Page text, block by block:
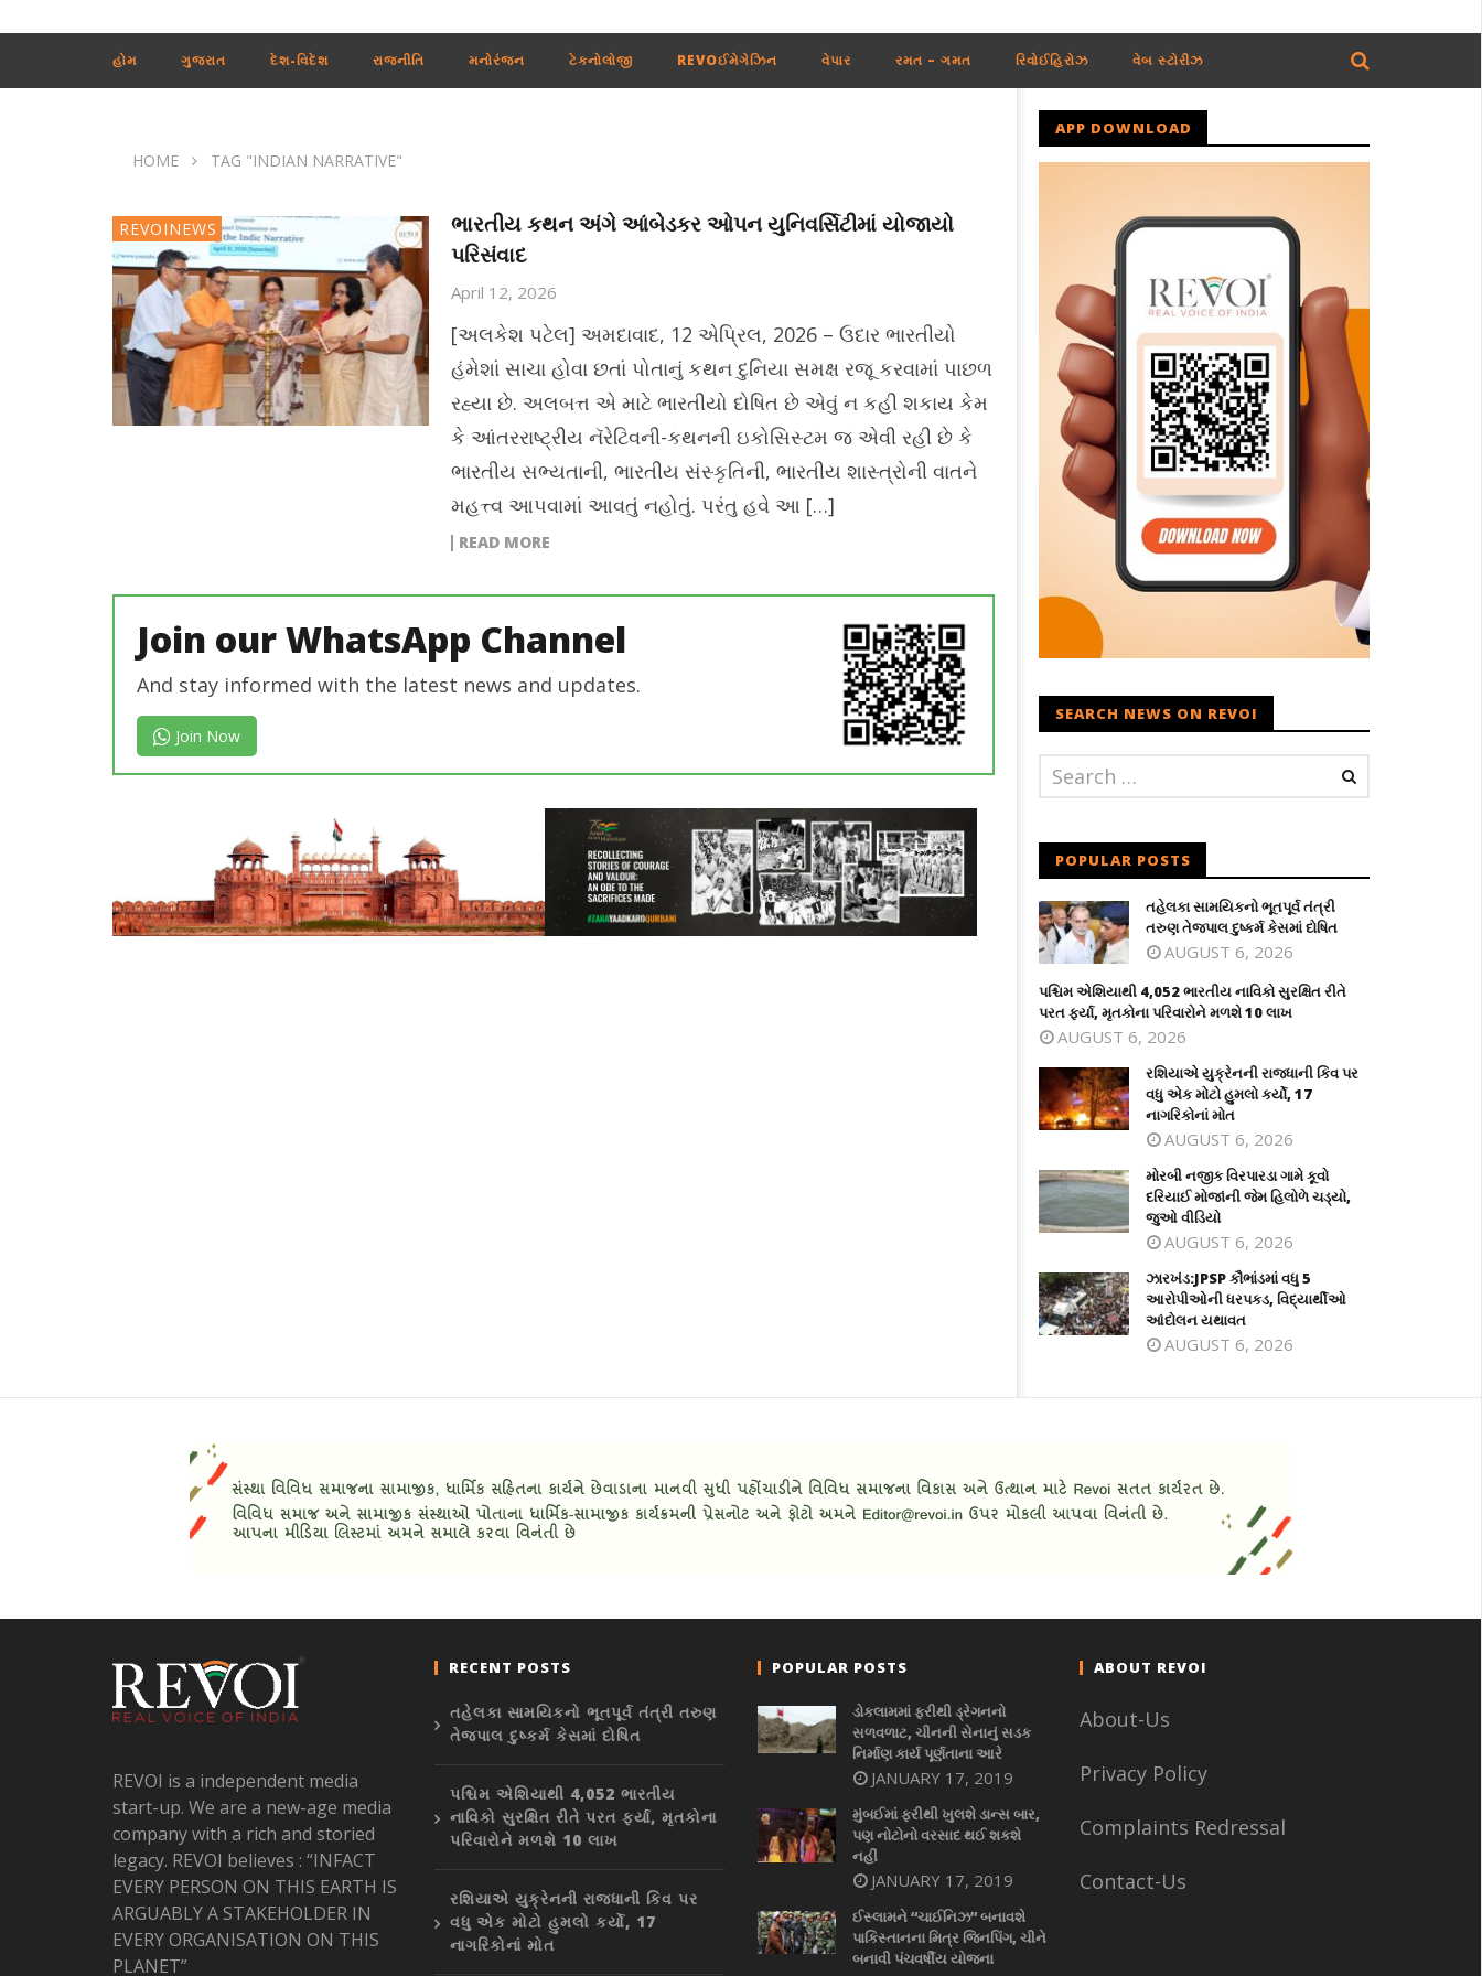
હોમ ગુજરાત દેશ-વિદેશ રાજનીતિ મનોરંજન ટેકનોલોજી REVOઈમેગેઝિન વેપાર રમત – ગમત રિવોઈહિરોઝ વેબ સ્ટોરીઝ
HOME TAG "INDIAN NARRATIVE"
REVOINEWS
ભારતીય કથન અંગે આંબેડકર ઓપન યુનિવર્સિટીમાં યોજાયો
પરિસંવાદ
April 12, 2026
[અલકેશ પટેલ] અમદાવાદ, 12 એપ્રિલ, 2026 – ઉદાર ભારતીયો
હંમેશાં સાચા હોવા છતાં પોતાનું કથન દુનિયા સમક્ષ રજૂ કરવામાં પાછળ
રહ્યા છે. અલબત્ત એ માટે ભારતીયો દોષિત છે એવું ન કહી શકાય કેમ
કે આંતરરાષ્ટ્રીય નૅરેટિવની-કથનની ઇકોસિસ્ટમ જ એવી રહી છે કે
ભારતીય સભ્યતાની, ભારતીય સંસ્કૃતિની, ભારતીય શાસ્ત્રોની વાતને
મહત્ત્વ આપવામાં આવતું નહોતું. પરંતુ હવે આ […]
READ MORE
Join our WhatsApp Channel
And stay informed with the latest news and updates.
Join Now
APP DOWNLOAD
SEARCH NEWS ON REVOI
POPULAR POSTS
તહેલકા સામયિકનો ભૂતપૂર્વ તંત્રી
તરુણ તેજપાલ દુષ્કર્મ કેસમાં દોષિત
AUGUST 6, 2026
પશ્ચિમ એશિયાથી 4,052 ભારતીય નાવિકો સુરક્ષિત રીતે
પરત ફર્યા, મૃતકોના પરિવારોને મળશે 10 લાખ
AUGUST 6, 2026
રશિયાએ યુક્રેનની રાજધાની કિવ પર
વધુ એક મોટો હુમલો કર્યો, 17
નાગરિકોનાં મોત
AUGUST 6, 2026
મોરબી નજીક વિરપારડા ગામે કૂવો
દરિયાઈ મોજાંની જેમ હિલોળે ચડ્યો,
જુઓ વીડિયો
AUGUST 6, 2026
ઝારખંડ:JPSP કૌભાંડમાં વધુ 5
આરોપીઓની ધરપકડ, વિદ્યાર્થીઓ
આંદોલન યથાવત
AUGUST 6, 2026
REVOI is a independent media
start-up. We are a new-age media
company with a rich and storied
legacy. REVOI believes : “INFACT
EVERY PERSON ON THIS EARTH IS
ARGUABLY A STAKEHOLDER IN
EVERY ORGANISATION ON THIS
PLANET”
RECENT POSTS
તહેલકા સામયિકનો ભૂતપૂર્વ તંત્રી તરુણ
તેજપાલ દુષ્કર્મ કેસમાં દોષિત
પશ્ચિમ એશિયાથી 4,052 ભારતીય
નાવિકો સુરક્ષિત રીતે પરત ફર્યા, મૃતકોના
પરિવારોને મળશે 10 લાખ
રશિયાએ યુક્રેનની રાજધાની કિવ પર
વધુ એક મોટો હુમલો કર્યો, 17
નાગરિકોનાં મોત
POPULAR POSTS
ડોકલામમાં ફરીથી ડ્રેગનનો
સળવળાટ, ચીનની સેનાનું સડક
નિર્માણ કાર્ય પૂર્ણતાના આરે
JANUARY 17, 2019
મુંબઈમાં ફરીથી ખુલશે ડાન્સ બાર,
પણ નોટોનો વરસાદ થઈ શકશે
નહીં
JANUARY 17, 2019
ઈસ્લામને “ચાઈનિઝ” બનાવશે
પાકિસ્તાનના મિત્ર જિનપિંગ, ચીને
બનાવી પંચવર્ષીય યોજના
ABOUT REVOI
About-Us
Privacy Policy
Complaints Redressal
Contact-Us